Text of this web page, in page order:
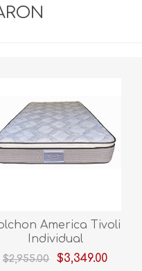
America Tivoli
Individual
$2,955.00 $3,349.00